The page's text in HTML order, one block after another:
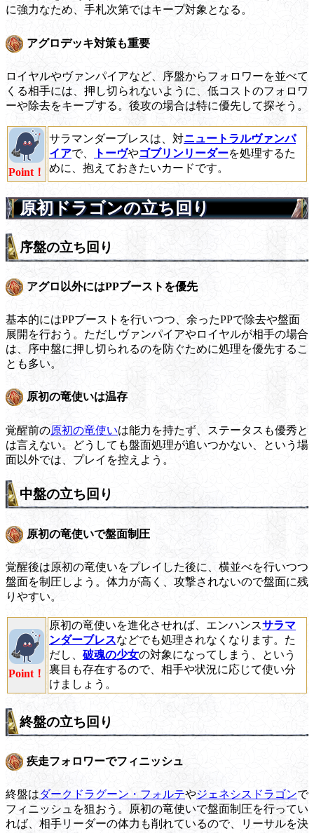
に強力なため、手札次第ではキープ対象となる。
アグロデッキ対策も重要
ロイヤルやヴァンパイアなど、序盤からフォロワーを並べて
くる相手には、押し切られないように、低コストのフォロワ
ーや除去をキープする。後攻の場合は特に優先して探そう。
Point！
サラマンダーブレスは、対ニュートラルヴァンパ
イアで、 トーヴやゴブリンリーダーを処理するた
めに、抱えておきたいカードです。
原初ドラゴンの立ち回り
序盤の立ち回り
アグロ以外にはPPブーストを優先
基本的にはPPブーストを行いつつ、余ったPPで除去や盤面
展開を行おう。ただしヴァンパイアやロイヤルが相手の場合
は、序中盤に押し切られるのを防ぐために処理を優先するこ
とも多い。
原初の竜使いは温存
覚醒前の原初の竜使いは能力を持たず、ステータスも優秀と
は言えない。どうしても盤面処理が追いつかない、という場
面以外では、プレイを控えよう。
中盤の立ち回り
原初の竜使いで盤面制圧
覚醒後は原初の竜使いをプレイした後に、横並べを行いつつ
盤面を制圧しよう。体力が高く、攻撃されないので盤面に残
りやすい。
Point！
原初の竜使いを進化させれば、エンハンスサラマ
ンダーブレスなどでも処理されなくなります。た
だし、 破魂の少女の対象になってしまう、という
裏目も存在するので、相手や状況に応じて使い分
けましょう。
終盤の立ち回り
疾走フォロワーでフィニッシュ
終盤はダークドラグーン・フォルテやジェネシスドラゴンで
フィニッシュを狙おう。原初の竜使いで盤面制圧を行ってい
れば、相手リーダーの体力も削れているので、リーサルを決